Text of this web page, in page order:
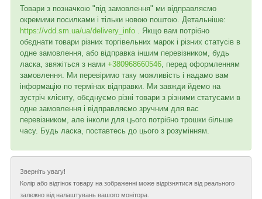
Товари з позначкою "під замовлення" ми відправляємо
окремими посилками і тільки новою поштою. Детальніше:
https://vdd.sm.ua/ua/delivery_info . Якщо вам потрібно
обєднати товари різних торгівельних марок і різних статусів в
одне замовлення, або відправка іншим перевізником, будь
ласка, звяжіться з нами +380968660546 , перед оформленням
замовлення. Ми перевіримо таку можливість і надамо вам
інформацію по термінах відправки. Ми завжди йдемо на
зустріч клієнту, обєднуємо різні товари з різними статусами в
одне замовлення і відправляємо зручним для вас
перевізником, але інколи для цього потрібно трошки більше
часу. Будь ласка, поставтесь до цього з розумінням.
Зверніть увагу!
Колір або відтінок товару на зображенні може відрізнятися від реального
залежно від налаштувань вашого монітора.